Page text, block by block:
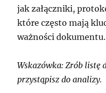
jak załączniki,
które często mają
ważności dokumentu.
Wskazówka: Zrób listę
przystąpisz do analizy.